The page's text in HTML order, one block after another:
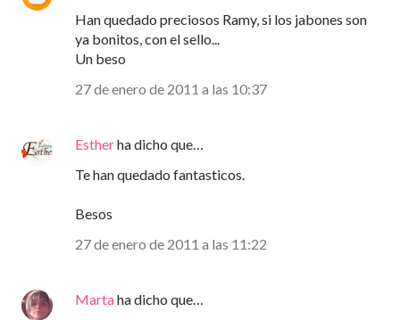
Han quedado preciosos Ramy, si los jabones son
ya bonitos, con el sello...
Un beso
27 de enero de 2011 a las 10:37
Estherha dicho que…
Te han quedado fantasticos.
Besos
27 de enero de 2011 a las 11:22
Martaha dicho que…